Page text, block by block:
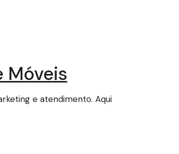
Móveis
e atendimento. Aqui